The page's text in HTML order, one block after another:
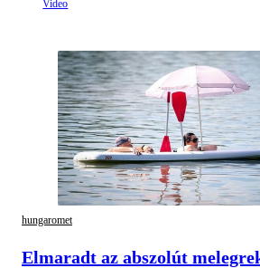
hungaromet
Elmaradt az abszolút